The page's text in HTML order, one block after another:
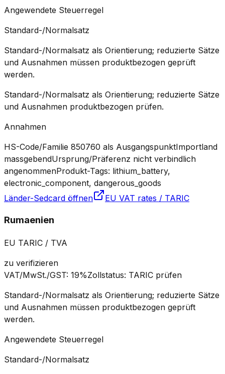
Angewendete Steuerregel
Standard-/Normalsatz
Standard-/Normalsatz als Orientierung; reduzierte Sätze
und Ausnahmen müssen produktbezogen geprüft
werden.
Standard-/Normalsatz als Orientierung; reduzierte Sätze
und Ausnahmen produktbezogen prüfen.
Annahmen
HS-Code/Familie 850760 als AusgangspunktImportland
massgebendUrsprung/Präferenz nicht verbindlich
angenommenProdukt-Tags: lithium_battery,
electronic_component, dangerous_goods
Länder-Sedcard öffnen
EU VAT rates / TARIC
Rumaenien
EU TARIC / TVA
zu verifizieren
VAT/MwSt./GST: 19%Zollstatus: TARIC prüfen
Standard-/Normalsatz als Orientierung; reduzierte Sätze
und Ausnahmen müssen produktbezogen geprüft
werden.
Angewendete Steuerregel
Standard-/Normalsatz